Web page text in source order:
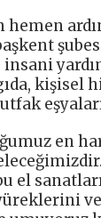
hemen
kişisel
en
el